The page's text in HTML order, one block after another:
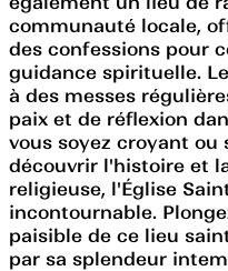
communauté locale,
des confessions pour
guidance spirituelle.
à des messes
paix et de réflexion
vous soyez croyant
découvrir l'histoire et
religieuse, l'Église
incontournable.
paisible de ce lieu
par sa splendeur